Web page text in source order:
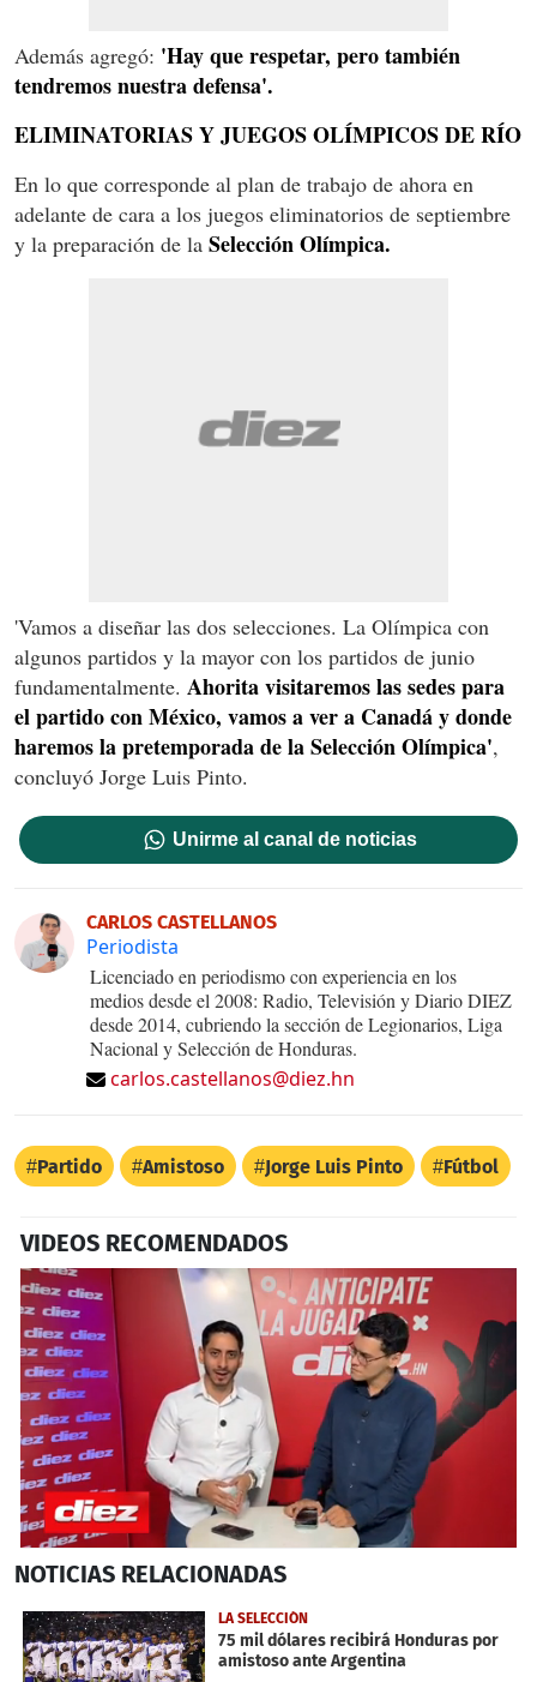
Además agregó: 'Hay que respetar, pero también
tendremos nuestra defensa'.
ELIMINATORIAS Y JUEGOS OLÍMPICOS DE RÍO
En lo que corresponde al plan de trabajo de ahora en
adelante de cara a los juegos eliminatorios de septiembre
y la preparación de la Selección Olímpica.
'Vamos a diseñar las dos selecciones. La Olímpica con
algunos partidos y la mayor con los partidos de junio
fundamentalmente. Ahorita visitaremos las sedes para
el partido con México, vamos a ver a Canadá y donde
haremos la pretemporada de la Selección Olímpica',
concluyó Jorge Luis Pinto.
Unirme al canal de noticias
CARLOS CASTELLANOS
Periodista
Licenciado en periodismo con experiencia en los
medios desde el 2008: Radio, Televisión y Diario DIEZ
desde 2014, cubriendo la sección de Legionarios, Liga
Nacional y Selección de Honduras.
carlos.castellanos@diez.hn
Partido Amistoso Jorge Luis Pinto Fútbol
VIDEOS RECOMENDADOS
seconds
10
minutes,
47
seconds
NOTICIAS RELACIONADAS
LA SELECCIÓN
75 mil dólares recibirá Honduras por
amistoso ante Argentina